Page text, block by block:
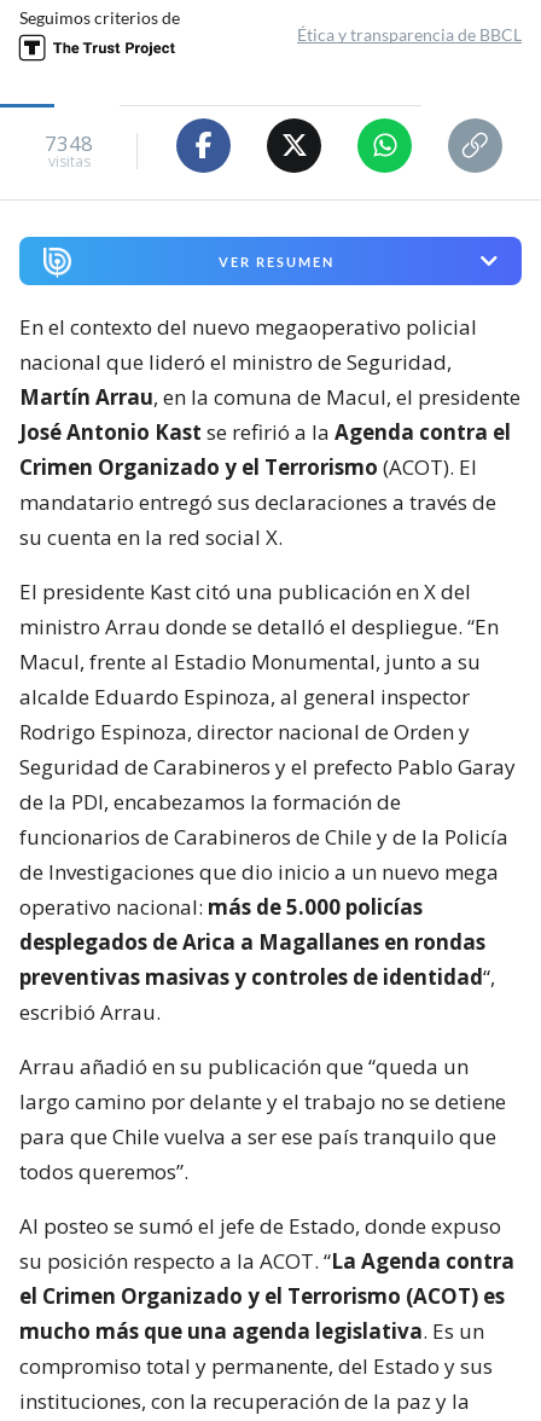
Seguimos criterios de
Ética y transparencia de BBCL
7348
visitas
VER RESUMEN
En el contexto del nuevo megaoperativo policial
nacional que lideró el ministro de Seguridad,
Martín Arrau, en la comuna de Macul, el presidente
José Antonio Kast se refirió a la Agenda contra el
Crimen Organizado y el Terrorismo (ACOT). El
mandatario entregó sus declaraciones a través de
su cuenta en la red social X.
El presidente Kast citó una publicación en X del
ministro Arrau donde se detalló el despliegue. “En
Macul, frente al Estadio Monumental, junto a su
alcalde Eduardo Espinoza, al general inspector
Rodrigo Espinoza, director nacional de Orden y
Seguridad de Carabineros y el prefecto Pablo Garay
de la PDI, encabezamos la formación de
funcionarios de Carabineros de Chile y de la Policía
de Investigaciones que dio inicio a un nuevo mega
operativo nacional: más de 5.000 policías
desplegados de Arica a Magallanes en rondas
preventivas masivas y controles de identidad“,
escribió Arrau.
Arrau añadió en su publicación que “queda un
largo camino por delante y el trabajo no se detiene
para que Chile vuelva a ser ese país tranquilo que
todos queremos”.
Al posteo se sumó el jefe de Estado, donde expuso
su posición respecto a la ACOT. “La Agenda contra
el Crimen Organizado y el Terrorismo (ACOT) es
mucho más que una agenda legislativa. Es un
compromiso total y permanente, del Estado y sus
instituciones, con la recuperación de la paz y la